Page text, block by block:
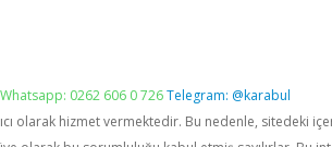
Whatsapp: 0262 606 0 726Telegram: @karabul
olarak hizmet vermektedir. Bu nedenle, sitedeki